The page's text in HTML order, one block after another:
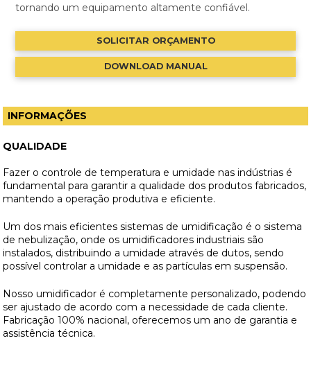
tornando um equipamento altamente confiável.
SOLICITAR ORÇAMENTO
DOWNLOAD MANUAL
INFORMAÇÕES
QUALIDADE
Fazer o controle de temperatura e umidade nas indústrias é
fundamental para garantir a qualidade dos produtos fabricados,
mantendo a operação produtiva e eficiente.
Um dos mais eficientes sistemas de umidificação é o sistema
de nebulização, onde os umidificadores industriais são
instalados, distribuindo a umidade através de dutos, sendo
possível controlar a umidade e as partículas em suspensão.
Nosso umidificador é completamente personalizado, podendo
ser ajustado de acordo com a necessidade de cada cliente.
Fabricação 100% nacional, oferecemos um ano de garantia e
assistência técnica.